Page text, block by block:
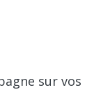
sur vos